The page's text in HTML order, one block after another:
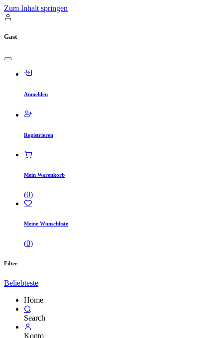
Zum Inhalt springen
Gast
Anmelden
Registrieren
Mein Warenkorb
(0)
Meine Wunschliste
(0)
Filter
Beliebteste
Home
Search
Konto